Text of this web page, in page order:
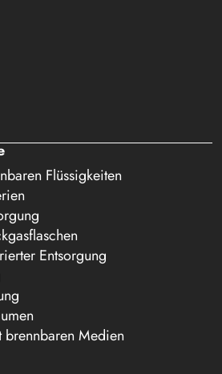
Flüssigkeiten
Entsorgung
brennbaren Medien